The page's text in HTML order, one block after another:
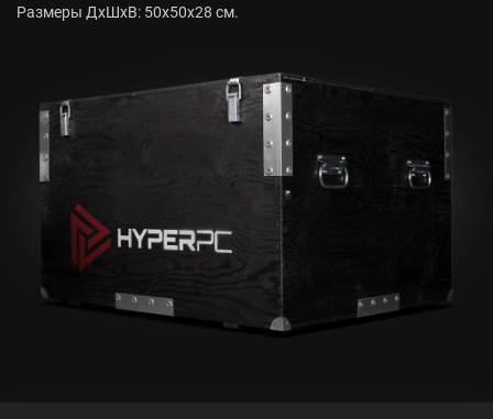
Размеры ДxШxВ: 50x50x28 см.